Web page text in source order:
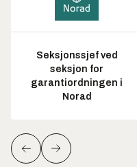
Seksjonssjef ved
seksjon for
garantiordningen i
Norad